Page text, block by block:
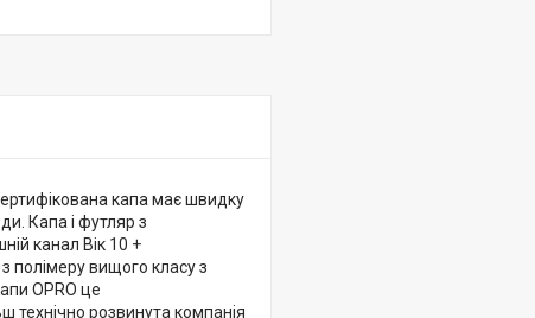
капа має швидку
Капа і футляр з
канал Вік 10 +
полімеру вищого класу з
OPRO це
технічно розвинута компанія